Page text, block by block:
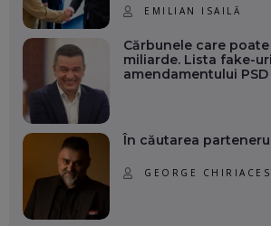
EMILIAN ISAILĂ
Cărbunele care
miliarde. Lista fake-
amendamentului PSD
În căutarea
GEORGE